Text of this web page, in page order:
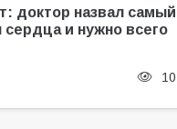
доктор назвал самый
и нужно всего